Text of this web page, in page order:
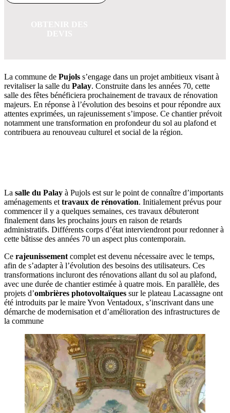
La commune de Pujols s’engage dans un projet ambitieux visant à
revitaliser la salle du Palay. Construite dans les années 70, cette
salle des fêtes bénéficiera prochainement de travaux de rénovation
majeurs. En réponse à l’évolution des besoins et pour répondre aux
attentes exprimées, un rajeunissement s’impose. Ce chantier prévoit
notamment une transformation en profondeur du sol au plafond et
contribuera au renouveau culturel et social de la région.
La salle du Palay à Pujols est sur le point de connaître d’importants
aménagements et travaux de rénovation. Initialement prévus pour
commencer il y a quelques semaines, ces travaux débuteront
finalement dans les prochains jours en raison de retards
administratifs. Différents corps d’état interviendront pour redonner à
cette bâtisse des années 70 un aspect plus contemporain.
Ce rajeunissement complet est devenu nécessaire avec le temps,
afin de s’adapter à l’évolution des besoins des utilisateurs. Ces
transformations incluront des rénovations allant du sol au plafond,
avec une durée de chantier estimée à quatre mois. En parallèle, des
projets d’ombrières photovoltaïques sur le plateau Lacassagne ont
été introduits par le maire Yvon Ventadoux, s’inscrivant dans une
démarche de modernisation et d’amélioration des infrastructures de
la commune